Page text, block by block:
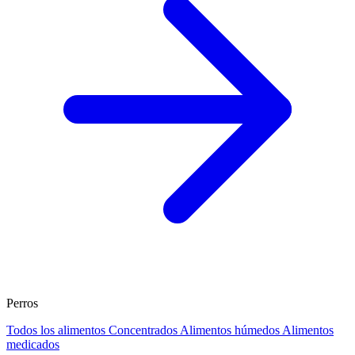
Perros
Todos los alimentos Concentrados Alimentos húmedos Alimentos
medicados